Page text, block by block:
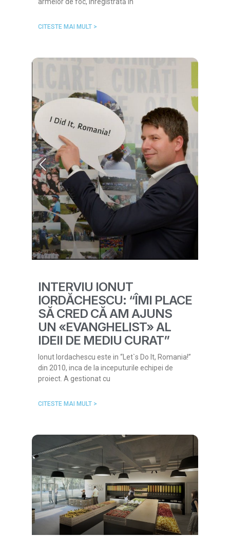
armelor de foc, înregistrată în
CITESTE MAI MULT >
INTERVIU IONUT
IORDĂCHESCU: “ÎMI PLACE
SĂ CRED CĂ AM AJUNS
UN «EVANGHELIST» AL
IDEII DE MEDIU CURAT”
Ionut Iordachescu este in “Let`s Do It, Romania!”
din 2010, inca de la inceputurile echipei de
proiect. A gestionat cu
CITESTE MAI MULT >